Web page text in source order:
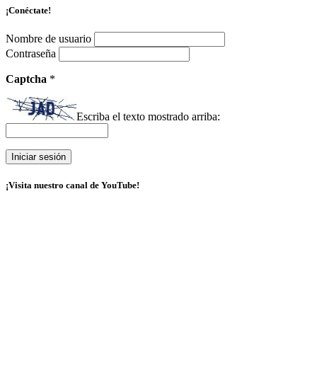
¡Conéctate!
Nombre de usuario
Contraseña
Captcha *
Escriba el texto mostrado arriba:
¡Visita nuestro canal de YouTube!